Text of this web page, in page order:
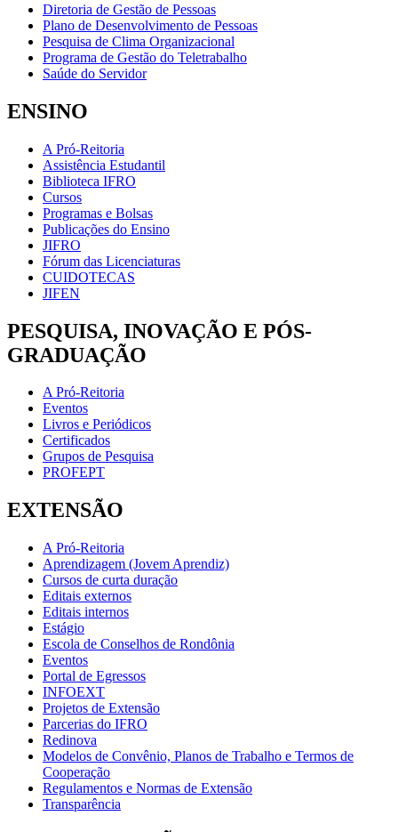
Diretoria de Gestão de Pessoas
Plano de Desenvolvimento de Pessoas
Pesquisa de Clima Organizacional
Programa de Gestão do Teletrabalho
Saúde do Servidor
ENSINO
A Pró-Reitoria
Assistência Estudantil
Biblioteca IFRO
Cursos
Programas e Bolsas
Publicações do Ensino
JIFRO
Fórum das Licenciaturas
CUIDOTECAS
JIFEN
PESQUISA, INOVAÇÃO E PÓS-
GRADUAÇÃO
A Pró-Reitoria
Eventos
Livros e Periódicos
Certificados
Grupos de Pesquisa
PROFEPT
EXTENSÃO
A Pró-Reitoria
Aprendizagem (Jovem Aprendiz)
Cursos de curta duração
Editais externos
Editais internos
Estágio
Escola de Conselhos de Rondônia
Eventos
Portal de Egressos
INFOEXT
Projetos de Extensão
Parcerias do IFRO
Redinova
Modelos de Convênio, Planos de Trabalho e Termos de
Cooperação
Regulamentos e Normas de Extensão
Transparência